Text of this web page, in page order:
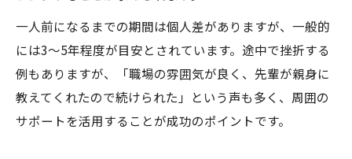
一人前になるまでの期間は個人差がありますが、一般的
には3～5年程度が目安とされています。途中で挫折する
例もありますが、「職場の雰囲気が良く、先輩が親身に
教えてくれたので続けられた」という声も多く、周囲の
サポートを活用することが成功のポイントです。